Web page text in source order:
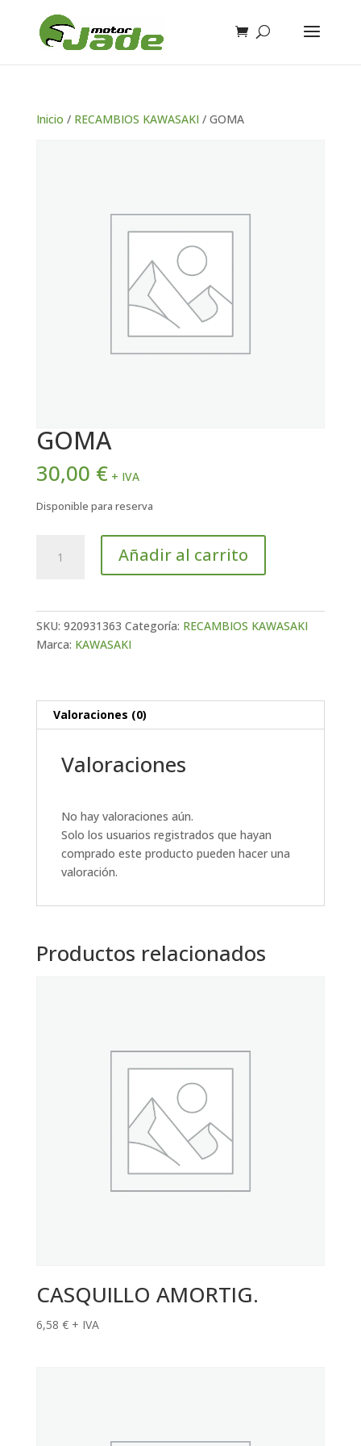
Inicio / RECAMBIOS KAWASAKI / GOMA
GOMA
30,00 € + IVA
Disponible para reserva
cantidad
Añadir al carrito
SKU: 920931363 Categoría: RECAMBIOS KAWASAKI
Marca: KAWASAKI
Valoraciones (0)
Valoraciones
No hay valoraciones aún.
Solo los usuarios registrados que hayan
comprado este producto pueden hacer una
valoración.
Productos relacionados
CASQUILLO AMORTIG.
6,58 € + IVA